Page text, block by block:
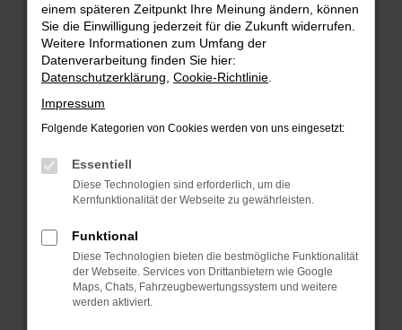
Fehler: Network Error
Beim Laden ist ein Fehler aufgetreten.
Hier sind ein paar Tipps, die dir helfen können:
Überprüfe deine Firewall und deine
Internetverbindung.
deine Suchmaschine?
Prüfe deine Browsererweiterungen.
Manche Erweiterungen, wie Werbeblocker,
können das Laden bestimmter Seiten
einem späteren Zeitpunkt Ihre Meinung ändern, können
Sie die Einwilligung jederzeit für die Zukunft widerrufen.
Weitere Informationen zum Umfang der
Datenverarbeitung finden Sie hier:
Datenschutzerklärung Cookie-Richtlinie
Impressum
Folgende Kategorien von Cookies werden von uns eingesetzt:
Essentiell
Diese Technologien sind erforderlich, um die
Kernfunktionalität der Webseite zu gewährleisten.
Funktional
Diese Technologien bieten die bestmögliche Funktionalität
der Webseite. Services von Drittanbietern wie Google
Maps, Chats, Fahrzeugbewertungssystem und weitere
werden aktiviert.